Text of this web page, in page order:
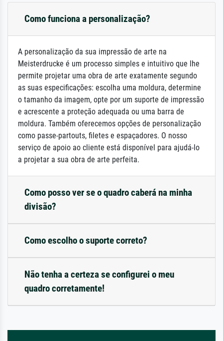
Como funciona a personalização?
A personalização da sua impressão de arte na
Meisterdrucke é um processo simples e intuitivo que lhe
permite projetar uma obra de arte exatamente segundo
as suas especificações: escolha uma moldura, determine
o tamanho da imagem, opte por um suporte de impressão
e acrescente a proteção adequada ou uma barra de
moldura. Também oferecemos opções de personalização
como passe-partouts, filetes e espaçadores. O nosso
serviço de apoio ao cliente está disponível para ajudá-lo
a projetar a sua obra de arte perfeita.
Como posso ver se o quadro caberá na minha
divisão?
Como escolho o suporte correto?
Não tenha a certeza se configurei o meu
quadro corretamente!